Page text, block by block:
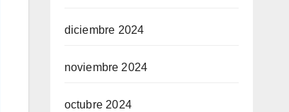
diciembre 2024
noviembre 2024
octubre 2024